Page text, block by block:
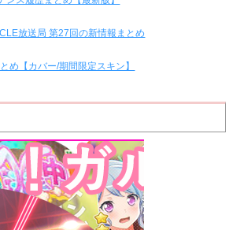
放送局 第27回の新情報まとめ
め【カバー/期間限定スキン】